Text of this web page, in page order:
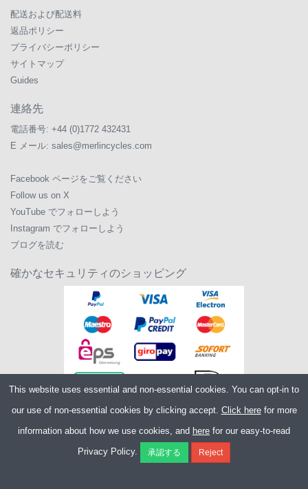
配送および配送料
返品ポリシー
プライバシーポリシー
サイトマップ
Guides
連絡先
電話番号: +44 (0)1772 432431
E メール: sales@merlincycles.com
Facebook ページをご覧ください
Follow us on X
YouTube でフォローしよう
Instagram でフォローしよう
ブログを読む
確かなセキュリティのショッピング
Merlin Cycles Ltd., Unit A4 Buckshaw Link, Ordnance Road,
Buckshaw Village, Chorley PR7 7EL United Kingdom
E メール: sales@merlincycles.com
This website uses essential and non-essential cookies. You can opt-in to
our use of non-essential cookies by clicking accept. Click herefor more
information about how we use cookies, and here for our easy-to-read
Privacy Policy.